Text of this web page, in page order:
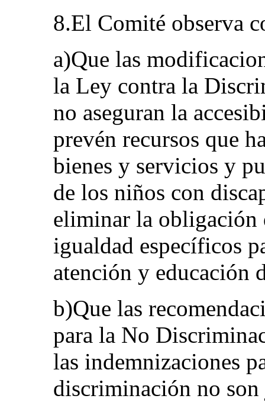
8.El Comité observa
a)Que las
la Ley contra la
no aseguran la
prevén recursos que
bienes y servicios y
de los niños con
eliminar la obligación
igualdad específicos
atención y educación
b)Que las
para la No
las indemnizaciones
discriminación no